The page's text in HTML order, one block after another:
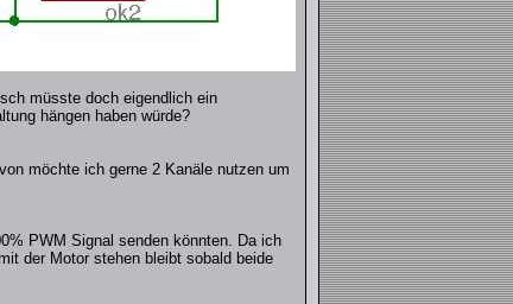
müsste doch eigendlich ein
hängen haben würde?
möchte ich gerne 2 Kanäle nutzen um
PWM Signal senden könnten. Da ich
der Motor stehen bleibt sobald beide